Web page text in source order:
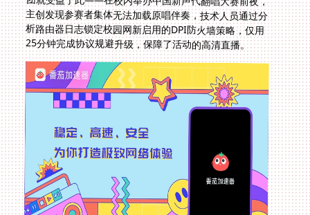
25分钟完成协议规避升级，保障了活动的高清直播。